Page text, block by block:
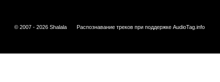
© 2007 - 2026 Shalala Распознавание треков при поддержке AudioTag.info